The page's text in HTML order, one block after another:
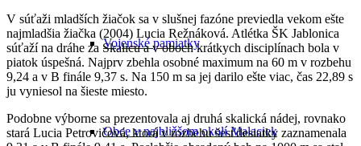
Vojenské pamiatky
Obce v najbližšom okolí Malaciek
V súťaži mladších žiačok sa v slušnej fazóne previedla vekom ešte
najmladšia žiačka (2004) Lucia Režnáková. Atlétka ŠK Jablonica
súťaží na dráhe za Skalicu a v oboch krátkych disciplínach bola v
piatok úspešná. Najprv zbehla osobné maximum na 60 m v rozbehu
9,24 a v B finále 9,37 s. Na 150 m sa jej darilo ešte viac, čas 22,89 s
ju vyniesol na šieste miesto.
Podobne výborne sa prezentovala aj druhá skalická nádej, rovnako
stará Lucia Petrovičová, ktorá v rozbehu šesťdesiatky zaznamenala